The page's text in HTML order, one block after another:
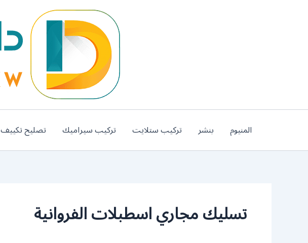
المنيوم بنشر تركيب ستلايت تركيب سيراميك تصليح تكييف
تسليك مجاري اسطبلات الفروانية